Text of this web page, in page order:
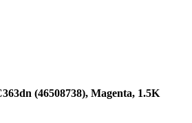
(46508738), Magenta, 1.5K